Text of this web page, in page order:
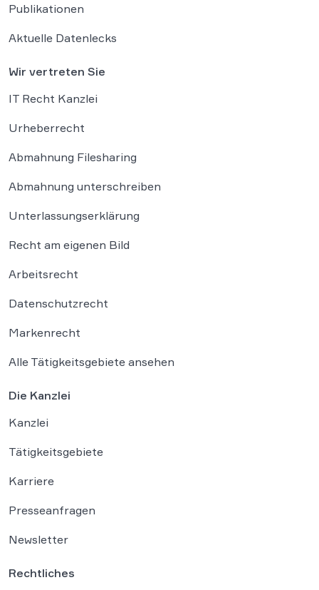
Publikationen
Aktuelle Datenlecks
Wir vertreten Sie
IT Recht Kanzlei
Urheberrecht
Abmahnung Filesharing
Abmahnung unterschreiben
Unterlassungserklärung
Recht am eigenen Bild
Arbeitsrecht
Datenschutzrecht
Markenrecht
Alle Tätigkeitsgebiete ansehen
Die Kanzlei
Kanzlei
Tätigkeitsgebiete
Karriere
Presseanfragen
Newsletter
Rechtliches